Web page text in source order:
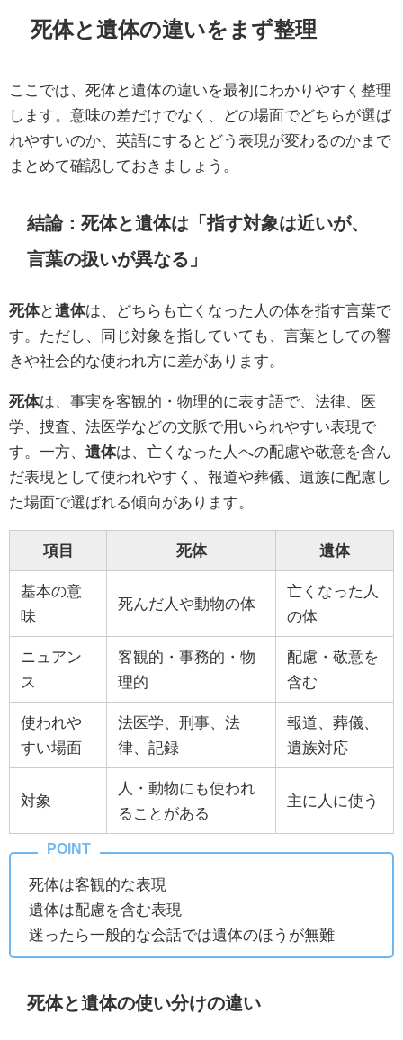
死体と遺体の違いをまず整理
ここでは、死体と遺体の違いを最初にわかりやすく整理
します。意味の差だけでなく、どの場面でどちらが選ば
れやすいのか、英語にするとどう表現が変わるのかまで
まとめて確認しておきましょう。
結論：死体と遺体は「指す対象は近いが、
言葉の扱いが異なる」
死体と遺体は、どちらも亡くなった人の体を指す言葉で
す。ただし、同じ対象を指していても、言葉としての響
きや社会的な使われ方に差があります。
死体は、事実を客観的・物理的に表す語で、法律、医
学、捜査、法医学などの文脈で用いられやすい表現で
す。一方、 遺体は、亡くなった人への配慮や敬意を含ん
だ表現として使われやすく、報道や葬儀、遺族に配慮し
た場面で選ばれる傾向があります。
項目 死体 遺体
基本の意
味
死んだ人や動物の体
亡くなった人
の体
ニュアン
ス
客観的・事務的・物
理的
配慮・敬意を
含む
使われや
すい場面
法医学、刑事、法
律、記録
報道、葬儀、
遺族対応
対象
人・動物にも使われ
ることがある
主に人に使う
死体は客観的な表現
遺体は配慮を含む表現
迷ったら一般的な会話では遺体のほうが無難
死体と遺体の使い分けの違い